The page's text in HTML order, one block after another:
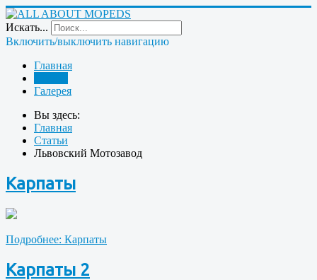
Искать...
Включить/выключить навигацию
Главная
Галерея
Вы здесь:
Главная
Статьи
Львовский Мотозавод
Карпаты
Подробнее: Карпаты
Карпаты 2